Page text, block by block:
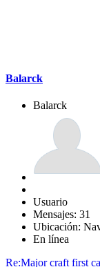
Balarck
Balarck
Usuario
Mensajes: 31
Ubicación:
En línea
Re:Major craft first